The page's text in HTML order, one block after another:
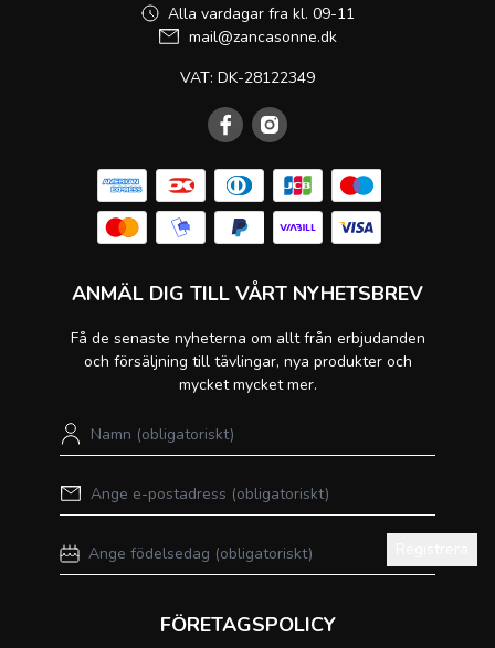
Alla vardagar fra kl. 09-11
mail@zancasonne.dk
VAT: DK-28122349
ANMÄL DIG TILL VÅRT NYHETSBREV
Få de senaste nyheterna om allt från erbjudanden
och försäljning till tävlingar, nya produkter och
mycket mycket mer.
FÖRETAGSPOLICY